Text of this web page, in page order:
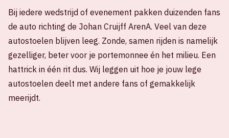
Bij iedere wedstrijd of evenement pakken duizenden fans
de auto richting de Johan Cruijff ArenA. Veel van deze
autostoelen blijven leeg. Zonde, samen rijden is namelijk
gezelliger, beter voor je portemonnee én het milieu. Een
hattrick in één rit dus. Wij leggen uit hoe je jouw lege
autostoelen deelt met andere fans of gemakkelijk
meerijdt.